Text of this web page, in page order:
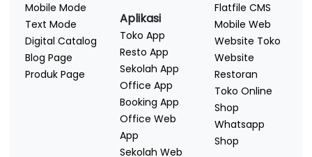
Mobile Mode
Text Mode
Digital Catalog
Blog Page
Produk Page
Aplikasi
Toko App
Resto App
Sekolah App
Office App
Booking App
Office Web
App
Sekolah Web
Flatfile CMS
Mobile Web
Website Toko
Website
Restoran
Toko Online
Shop
Whatsapp
Shop